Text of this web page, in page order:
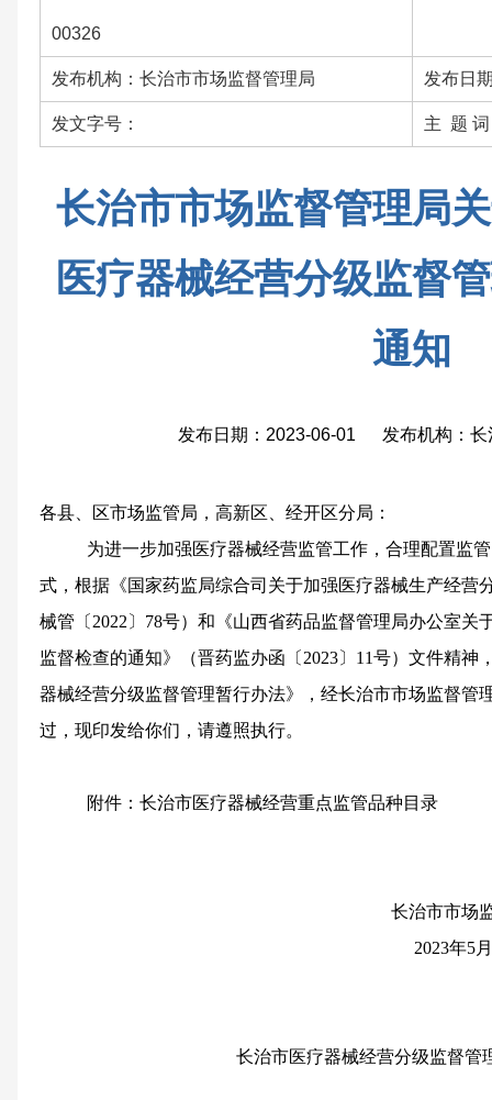
00326
发布机构：长治市市场监督管理局 发布日
发文字号： 主 题 词
长治市市场监督管理局
医疗器械经营分级监督
通知
发布日期：2023-06-01 发布机构：长
各县、区市场监管局，高新区、经开区分局：
为进一步加强医疗器械经营监管工作，合理配置监
式，根据《国家药监局综合司关于加强医疗器械生产经营
械管〔2022〕78号）和《山西省药品监督管理局办公室关
监督检查的通知》（晋药监办函〔2023〕11号）文件精神
器械经营分级监督管理暂行办法》，经长治市市场监督管
过，现印发给你们，请遵照执行。
附件：长治市医疗器械经营重点监管品种目录
长治市市场
2023年5
长治市医疗器械经营分级监督管